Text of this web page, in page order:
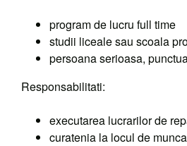
program de lucru full time
studii liceale sau scoala
persoana serioasa,
Responsabilitati:
executarea lucrarilor de
curatenia la locul de